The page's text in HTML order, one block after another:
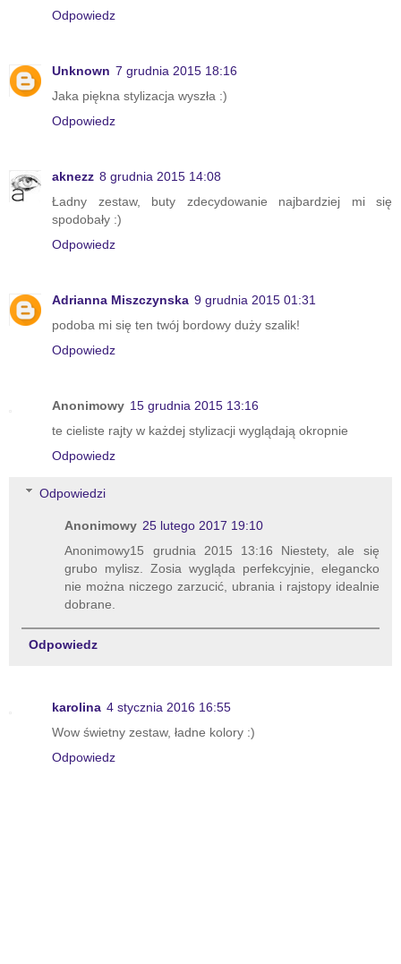
Odpowiedz
Unknown 7 grudnia 2015 18:16
Jaka piękna stylizacja wyszła :)
Odpowiedz
aknezz 8 grudnia 2015 14:08
Ładny zestaw, buty zdecydowanie najbardziej mi się
spodobały :)
Odpowiedz
Adrianna Miszczynska 9 grudnia 2015 01:31
podoba mi się ten twój bordowy duży szalik!
Odpowiedz
Anonimowy 15 grudnia 2015 13:16
te cieliste rajty w każdej stylizacji wyglądają okropnie
Odpowiedz
Odpowiedzi
Anonimowy 25 lutego 2017 19:10
Anonimowy15 grudnia 2015 13:16 Niestety, ale się
grubo mylisz. Zosia wygląda perfekcyjnie, elegancko
nie można niczego zarzucić, ubrania i rajstopy idealnie
dobrane.
Odpowiedz
karolina 4 stycznia 2016 16:55
Wow świetny zestaw, ładne kolory :)
Odpowiedz